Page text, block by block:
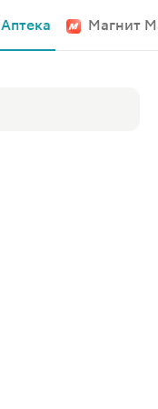
Аптека Магнит